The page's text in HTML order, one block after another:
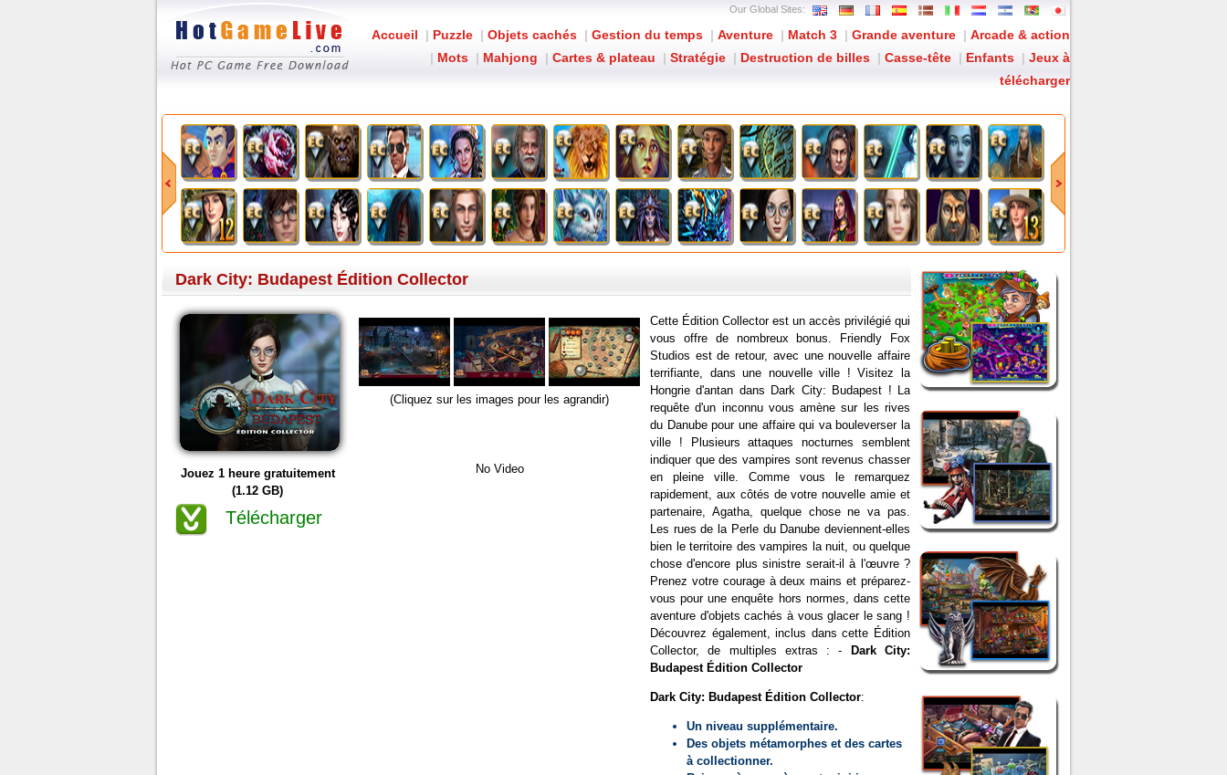
Our Global Sites:
Accueil | Puzzle | Objets cachés | Gestion du temps | Aventure | Match 3 | Grande aventure | Arcade & action
| Mots | Mahjong | Cartes & plateau | Stratégie | Destruction de billes | Casse-tête | Enfants | Jeux à
télécharger
Dark City: Budapest Édition Collector: Lorsque la nuit tombe sur Budapest...
Dark City: Budapest Édition Collector
Jouez 1 heure gratuitement
(1.12 GB)
Télécharger
(Cliquez sur les images pour les agrandir)
No Video
Cette Édition Collector est un accès privilégié qui
vous offre de nombreux bonus. Friendly Fox
Studios est de retour, avec une nouvelle affaire
terrifiante, dans une nouvelle ville ! Visitez la
Hongrie d'antan dans Dark City: Budapest ! La
requête d'un inconnu vous amène sur les rives
du Danube pour une affaire qui va bouleverser la
ville ! Plusieurs attaques nocturnes semblent
indiquer que des vampires sont revenus chasser
en pleine ville. Comme vous le remarquez
rapidement, aux côtés de votre nouvelle amie et
partenaire, Agatha, quelque chose ne va pas.
Les rues de la Perle du Danube deviennent-elles
bien le territoire des vampires la nuit, ou quelque
chose d'encore plus sinistre serait-il à l'œuvre ?
Prenez votre courage à deux mains et préparez-
vous pour une enquête hors normes, dans cette
aventure d'objets cachés à vous glacer le sang !
Découvrez également, inclus dans cette Édition
Collector, de multiples extras : -
Dark City:
Budapest Édition Collector
Dark City: Budapest Édition Collector:
Un niveau supplémentaire.
Des objets métamorphes et des cartes
à collectionner.